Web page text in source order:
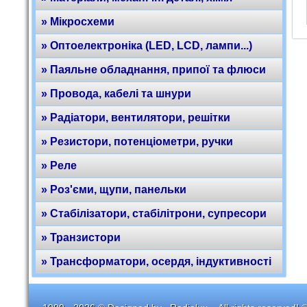
» Мікросхеми
» Оптоелектроніка (LED, LCD, лампи...)
» Паяльне обладнання, припої та флюси
» Провода, кабелі та шнури
» Радіатори, вентилятори, решітки
» Резистори, потенціометри, ручки
» Реле
» Роз'єми, щупи, панельки
» Стабілізатори, стабілітрони, супресори
» Транзистори
» Трансформатори, осердя, індуктивності